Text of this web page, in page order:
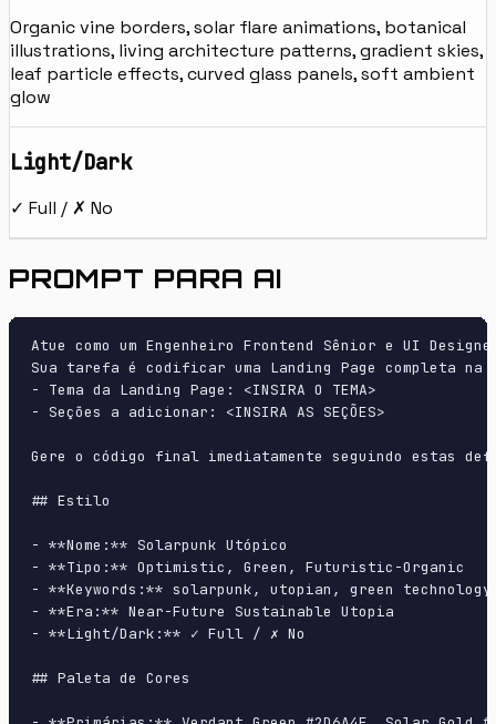
Organic vine borders, solar flare animations, botanical
illustrations, living architecture patterns, gradient skies,
leaf particle effects, curved glass panels, soft ambient
glow
Light/Dark
✓ Full / ✗ No
PROMPT PARA AI
Atue como um Engenheiro Frontend Sênior e UI
Sua tarefa é codificar uma Landing Page completa
- Tema da Landing Page: <INSIRA O TEMA>
- Seções a adicionar: <INSIRA AS SEÇÕES>
Gere o código final imediatamente seguindo estas
## Estilo
- **Nome:** Solarpunk Utópico
- **Tipo:** Optimistic, Green, Futuristic-Organic
- **Keywords:** solarpunk, utopian, green
- **Era:** Near-Future Sustainable Utopia
- **Light/Dark:** ✓ Full / ✗ No
## Paleta de Cores